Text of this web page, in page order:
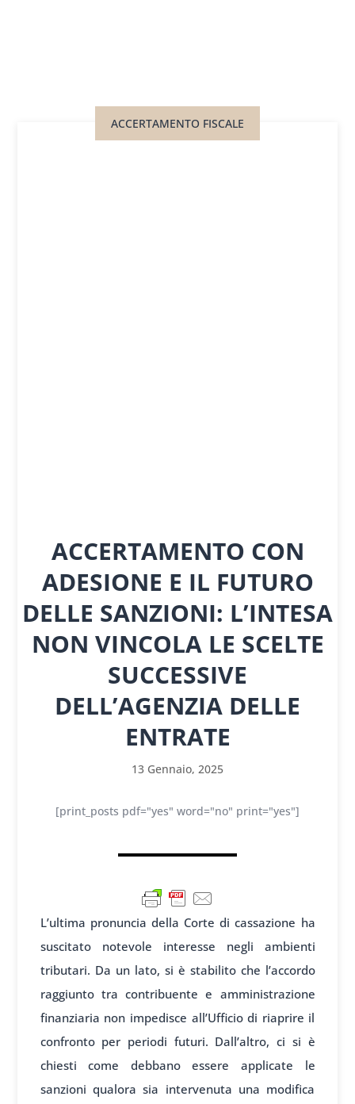
ACCERTAMENTO FISCALE
ACCERTAMENTO CON
ADESIONE E IL FUTURO
DELLE SANZIONI: L’INTESA
NON VINCOLA LE SCELTE
SUCCESSIVE
DELL’AGENZIA DELLE
ENTRATE
13 Gennaio, 2025
[print_posts pdf="yes" word="no" print="yes"]
L’ultima pronuncia della Corte di cassazione ha
suscitato notevole interesse negli ambienti
tributari. Da un lato, si è stabilito che l’accordo
raggiunto tra contribuente e amministrazione
finanziaria non impedisce all’Ufficio di riaprire il
confronto per periodi futuri. Dall’altro, ci si è
chiesti come debbano essere applicate le
sanzioni qualora sia intervenuta una modifica